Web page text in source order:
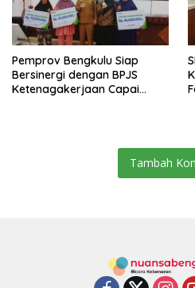
Pemprov Bengkulu Siap
Bersinergi dengan BPJS
Ketenagakerjaan Capai
Tambah